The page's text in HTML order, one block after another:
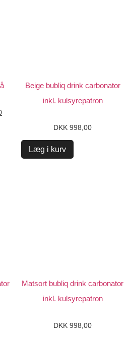
Beige bubliq drink carbonator
inkl. kulsyrepatron
DKK 998,00
Læg i kurv
Matsort bubliq drink carbonator
inkl. kulsyrepatron
DKK 998,00